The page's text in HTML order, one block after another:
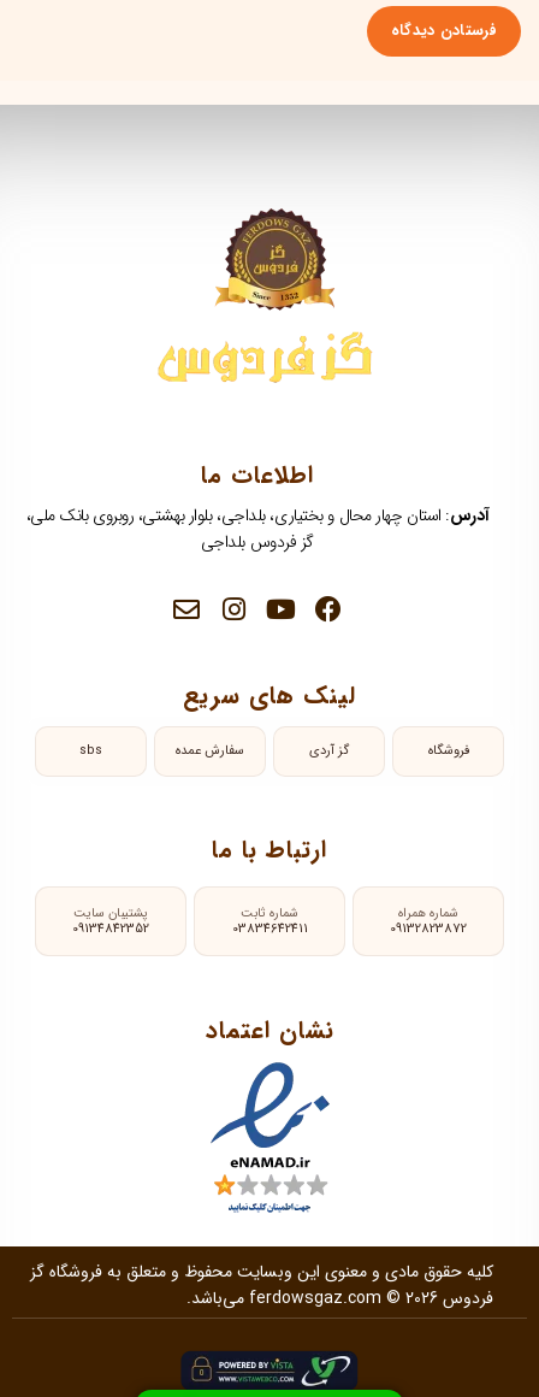
اطلاعات ما
آدرس: استان چهار محال و بختیاری، بلداجی، بلوار بهشتی، روبروی بانک ملی،
گز فردوس بلداجی
لینک های سریع
فروشگاه گز آردی سفارش عمده sbs
ارتباط با ما
شماره همراه
09132823872
شماره ثابت
03834642411
پشتیبان سایت
09134842352
نشان اعتماد
کلیه حقوق مادی و معنوی این وبسایت محفوظ و متعلق به فروشگاه گز
فردوس
ferdowsgaz.com © 2026 می‌باشد.